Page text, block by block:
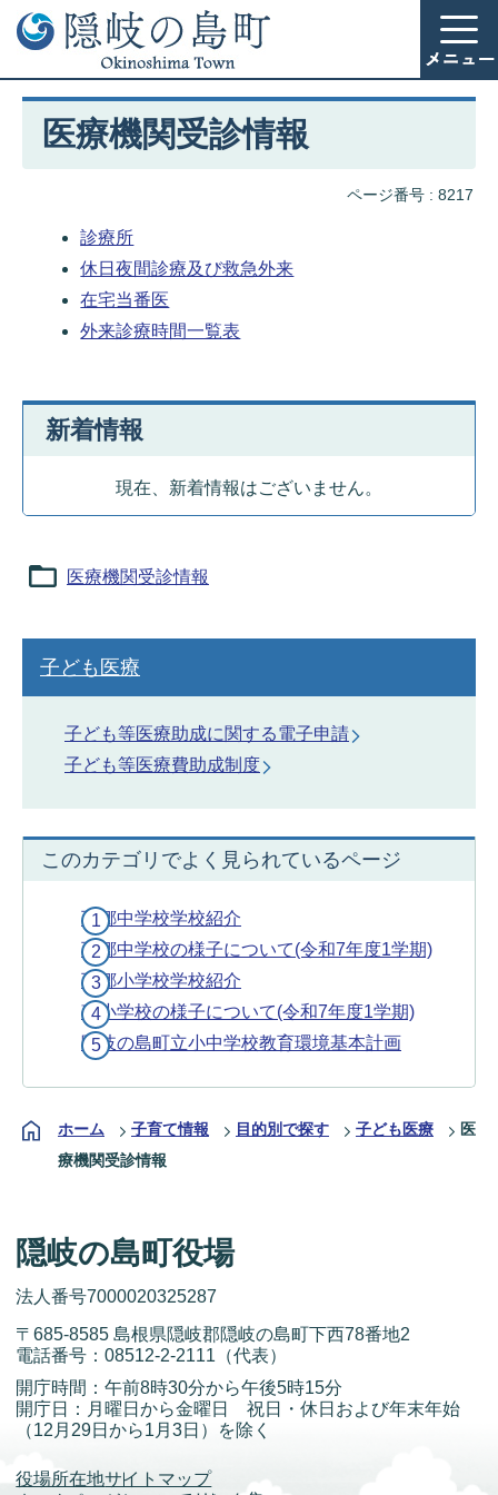
医療機関受診情報
ページ番号 : 8217
診療所
休日夜間診療及び救急外来
在宅当番医
外来診療時間一覧表
新着情報
現在、新着情報はございません。
医療機関受診情報
子ども医療
子ども等医療助成に関する電子申請
子ども等医療費助成制度
このカテゴリでよく見られているページ
西郷中学校学校紹介
西郷中学校の様子について(令和7年度1学期)
西郷小学校学校紹介
磯小学校の様子について(令和7年度1学期)
隠岐の島町立小中学校教育環境基本計画
ホーム 子育て情報 目的別で探す 子ども医療
医
療機関受診情報
隠岐の島町役場
法人番号7000020325287
〒685-8585 島根県隠岐郡隠岐の島町下西78番地2
電話番号：08512-2-2111 （代表）
開庁時間：午前8時30分から午後5時15分
開庁日：月曜日から金曜日 祝日・休日および年末年始
（12月29日から1月3日）を除く
役場所在地サイトマップ